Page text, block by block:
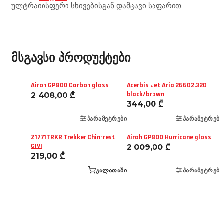
ულტრაიისფერი სხივებისგან დამცავი საფარით.
მსგავსი პროდუქტები
Airoh GP800 Carbon gloss
2 408,00 ₾
ᲞᲐᲠᲐᲛᲔᲢᲠᲔᲑᲘ
Acerbis Jet Aria 26602.320
black/brown
344,00 ₾
Z1771TRKR Trekker Chin-rest
GIVI
219,00 ₾
ᲙᲐᲚᲐᲗᲐᲨᲘ
Airoh GP800 Hurricane gloss
2 009,00 ₾